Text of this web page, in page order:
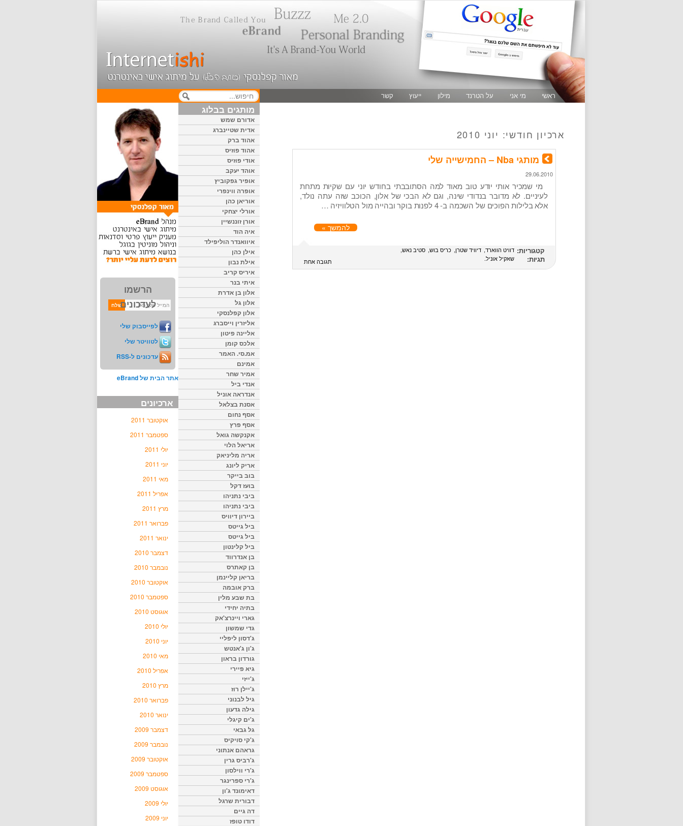
ראשי מי אני על הטרנד מילון ייעוץ קשר
ארכיון חודשי: יוני 2010
מותגי Nba – החמישייה שלי
29.06.2010
מי שמכיר אותי יודע טוב מאוד למה הסתובבתי בחודש יוני עם שקיות מתחת
לעיניים. לא מדובר בנדודי שינה, וגם לא הבכי של אלון, הכוכב שזה עתה נולד,
אלא בלילות הפוכים של השכמה ב- 4 לפנות בוקר ובהייה מול הטלוויזיה …
להמשך »
קטגוריות: דוויט הווארד דיוויד שטרן כריס בוש סטיב נאש
שאקיל אוניל
תגיות: תגובה אחת
הרשמו
לעדכונים
לפייסבוק שלי
לטוויטר שלי
עדכונים ל-RSS
אתר הבית של eBrand
ארכיונים
אוקטובר 2011
ספטמבר 2011
יולי 2011
יוני 2011
מאי 2011
אפריל 2011
מרץ 2011
פברואר 2011
ינואר 2011
דצמבר 2010
נובמבר 2010
אוקטובר 2010
ספטמבר 2010
אוגוסט 2010
יולי 2010
יוני 2010
מאי 2010
אפריל 2010
מרץ 2010
פברואר 2010
ינואר 2010
דצמבר 2009
נובמבר 2009
אוקטובר 2009
ספטמבר 2009
אוגוסט 2009
יולי 2009
יוני 2009
מותגים בבלוג
אדורם שמש
אדית שטיינברג
אהוד ברק
אהוד פוזיס
אודי פוזיס
אוהד יעקב
אופיר גפקוביץ
אופרה ווינפרי
אוריאן כהן
אורלי יצחקי
אורן זוננשיין
איה הוד
איוואנדר הוליפילד
אילן כהן
אילת נבון
איריס קריב
איתי בנר
אלון בן אדרת
אלון גל
אלון קפלנסקי
אליזרין וייסברג
אליינה פיטון
אלכס קומן
אמ.סי. האמר
אמינם
אמיר שחר
אנדי ביל
אנדראה אוניל
אסנת בצלאל
אסף נחום
אסף פרץ
אקנקשה גואל
אריאל הלוי
אריה מליניאק
אריק ליונג
בוב בייקר
בועז דקל
ביבי נתניהו
ביבי נתניהו
ביירון דיוויס
ביל גייטס
ביל גייטס
ביל קלינטון
בן אנדרווד
בן קאתרס
בריאן קליינמן
ברק אובמה
בת שבע מלין
בתיה יחידי
גארי ויינרצ'אק
גדי שמשון
ג'דסון ליפליי
ג'ון ג'אנטש
גורדון בראון
גיא פיירי
ג'ייזי
ג'יילן רוז
גיל לבנוני
גילה גדעון
ג'ים קיגלי
גל גבאי
ג'קי סויקיס
גראהם אנתוני
ג'רביס גרין
ג'רי ווילסון
ג'רי ספרינגר
דאימונד ג'ון
דבורית שרגל
דה גיים
דודו טופז